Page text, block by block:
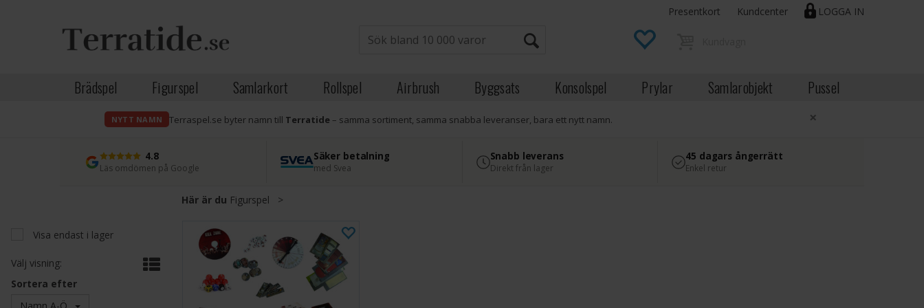
LOGGA IN
Presentkort Kundcenter
Brädspel Figurspel Samlarkort Rollspel Airbrush Byggsats Konsolspel Prylar Samlarobjekt Pussel
NYTT NAMN Terraspel.se byter namn till Terratide– samma sortiment, samma snabba leveranser, bara ett nytt namn. ×
4.8
Läs omdömen på Google
Säker betalning
med Svea
Snabb leverans
Direkt från lager
45 dagars ångerrätt
Enkel retur
Här är du Figurspel >
Visa endast i lager
Välj visning:
Sortera efter